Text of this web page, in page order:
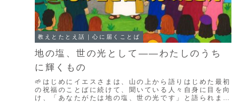
教えとたとえ話｜心に届くことば
地の塩、世の光として――わたしのうち
に輝くもの
🌱はじめにイエスさまは、山の上から語りはじめた最初
の祝福のことばに続けて、聞いている人々自身に目を向
け、「あなたがたは地の塩、世の光です」と語られまし